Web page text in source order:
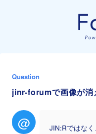
Question
jinr-forumで画像が消
@
JIN:Rではな